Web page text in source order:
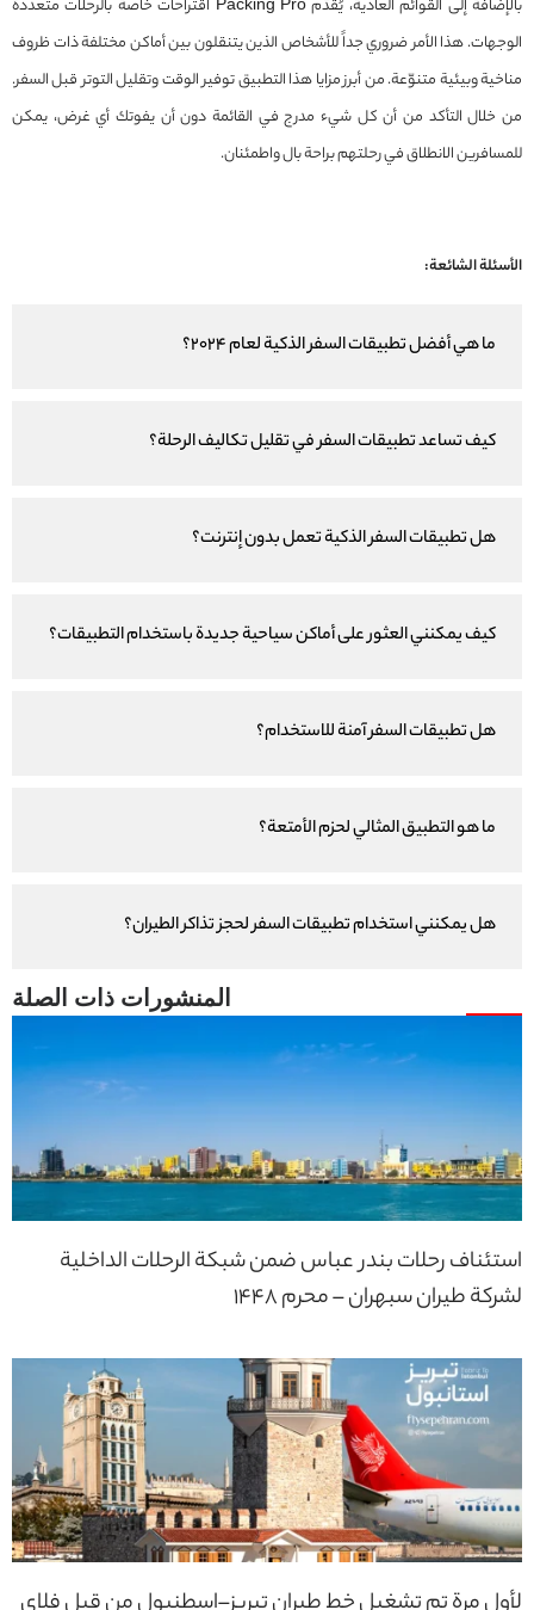
بالإضافة إلى القوائم العادية، يُقدّم Packing Pro اقتراحات خاصة بالرحلات متعددة
الوجهات. هذا الأمر ضروري جداً للأشخاص الذين يتنقلون بين أماكن مختلفة ذات ظروف
مناخية وبيئية متنوّعة. من أبرز مزايا هذا التطبيق توفير الوقت وتقليل التوتر قبل السفر.
من خلال التأكد من أن كل شيء مدرج في القائمة دون أن يفوتك أي غرض، يمكن
للمسافرين الانطلاق في رحلتهم براحة بال واطمئنان.
الأسئلة الشائعة:
ما هي أفضل تطبيقات السفر الذكية لعام 2024؟
كيف تساعد تطبيقات السفر في تقليل تكاليف الرحلة؟
هل تطبيقات السفر الذكية تعمل بدون إنترنت؟
كيف يمكنني العثور على أماكن سياحية جديدة باستخدام التطبيقات؟
هل تطبيقات السفر آمنة للاستخدام؟
ما هو التطبيق المثالي لحزم الأمتعة؟
هل يمكنني استخدام تطبيقات السفر لحجز تذاكر الطيران؟
استئناف رحلات بندر عباس ضمن شبكة الرحلات الداخلية
لشركة طيران سبهران – محرم 1448